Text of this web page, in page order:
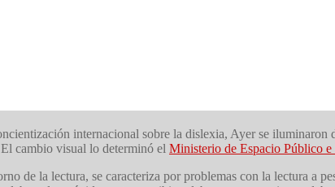
internacional sobre la dislexia, Ayer se
El cambio visual lo determinó el Ministerio de Espacio Público
de la lectura, se caracteriza por problemas con la lectura a